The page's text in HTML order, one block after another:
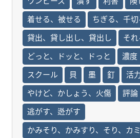
着せる、被せる
ちぎる、千切
貸出、貸し出し、貸出し
そ
どっと、ドッと、ドっと
濃度
スクール
貝 墨 釘 活
やけど、かしょう、火傷
評論
逃がす、迯がす
かみそり、かみすり、そり、カ